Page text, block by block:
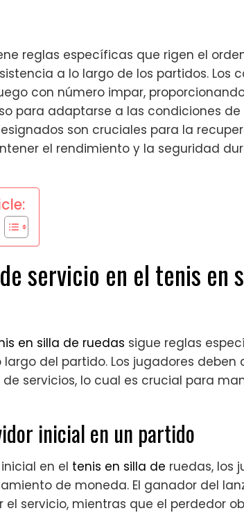
reglas específicas que rigen el
a lo largo de los partidos. Los
con número impar,
para adaptarse a las condiciones
son cruciales para la
el rendimiento y la seguridad
servicio en el tenis en
en silla de ruedas sigue reglas
del partido. Los jugadores deben
servicios, lo cual es crucial para
inicial en un partido
en el tenis en silla de ruedas, los
de moneda. El ganador del
el servicio, mientras que el perdedor